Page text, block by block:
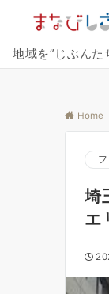
地域を”じぶんた
Home
埼
エ